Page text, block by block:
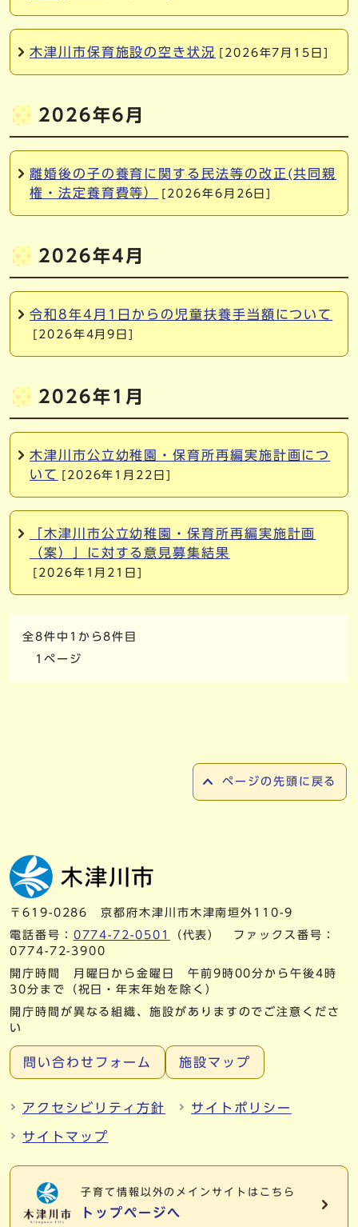
木津川市保育施設の空き状況 [2026年7月15日]
2026年6月
離婚後の子の養育に関する民法等の改正(共同親
権・法定養育費等）
[2026年6月26日]
2026年4月
令和8年4月1日からの児童扶養手当額について
[2026年4月9日]
2026年1月
木津川市公立幼稚園・保育所再編実施計画につ
いて
[2026年1月22日]
「木津川市公立幼稚園・保育所再編実施計画
（案）」に対する意見募集結果
[2026年1月21日]
全8件中1から8件目
1ページ
ページの先頭に戻る
〒619-0286 京都府木津川市木津南垣外110-9
電話番号： 0774-72-0501
（代表） ファックス番号：
0774-72-3900
開庁時間 月曜日から金曜日 午前9時00分から午後4時
30分まで（祝日・年末年始を除く）
開庁時間が異なる組織、施設がありますのでご注意くださ
い
問い合わせフォーム 施設マップ
アクセシビリティ方針 サイトポリシー
サイトマップ
子育て情報以外の メインサイトはこちら
トップページへ